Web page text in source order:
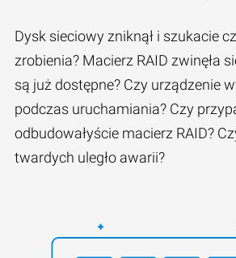
Dysk sieciowy zniknął i szukacie
zrobienia? Macierz RAID zwinęła
są już dostępne? Czy urządzenie
podczas uruchamiania? Czy
odbudowałyście macierz RAID?
twardych uległo awarii?